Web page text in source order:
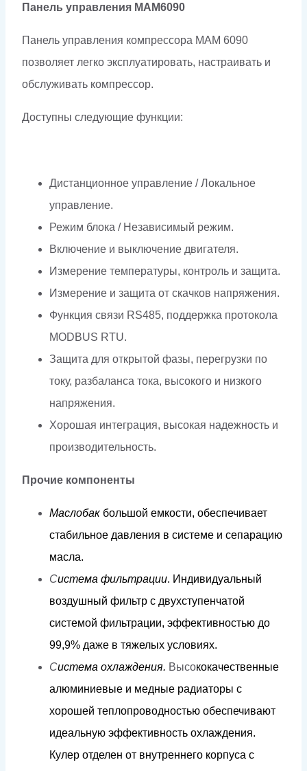
Панель управления МАМ6090
Панель управления компрессора МАМ 6090
позволяет легко эксплуатировать, настраивать и
обслуживать компрессор.
Доступны следующие функции:
Дистанционное управление / Локальное
управление.
Режим блока / Независимый режим.
Включение и выключение двигателя.
Измерение температуры, контроль и защита.
Измерение и защита от скачков напряжения.
Функция связи RS485, поддержка протокола
MODBUS RTU.
Защита для открытой фазы, перегрузки по
току, разбаланса тока, высокого и низкого
напряжения.
Хорошая интеграция, высокая надежность и
производительность.
Прочие компоненты
Маслобак большой емкости, обеспечивает
стабильное давления в системе и сепарацию
масла.
Система фильтрации. И ндивидуальный
воздушный фильтр с двухступенчатой
системой фильтрации, эффективностью до
99,9% даже в тяжелых условиях.
Система охлаждения. Высококачественные
алюминиевые и медные радиаторы с
хорошей теплопроводностью обеспечивают
идеальную эффективность охлаждения.
Кулер отделен от внутреннего корпуса с